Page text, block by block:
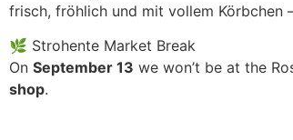
frisch, fröhlich und mit vollem Körbchen
🌿 Strohente Market Break
On September 13 we won’t be at the
shop.